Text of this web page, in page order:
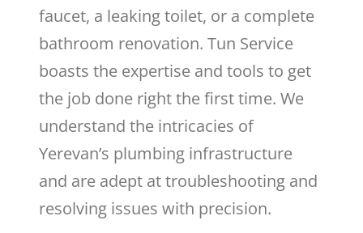
faucet, a leaking toilet, or a complete
bathroom renovation. Tun Service
boasts the expertise and tools to get
the job done right the first time. We
understand the intricacies of
Yerevan’s plumbing infrastructure
and are adept at troubleshooting and
resolving issues with precision.